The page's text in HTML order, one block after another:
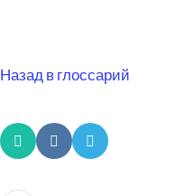
Назад в глоссарий